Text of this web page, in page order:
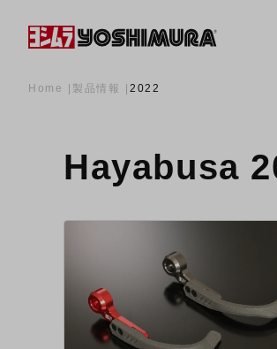
Home 製品情報 2022
Hayabusa